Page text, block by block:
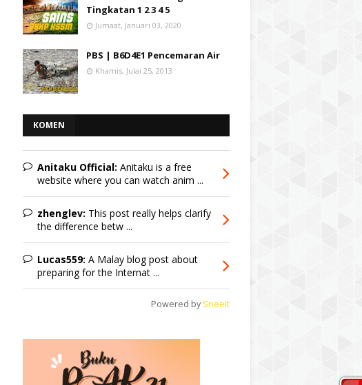
Tingkatan 1 2 3 4 5
Jumaat, Januari 03, 2020
PBS | B6D4E1 Pencemaran Air
Khamis, Julai 25, 2013
KOMEN
Anitaku Official: Anitaku is a free
website where you can watch anim ...
zhenglev: This post really helps clarify
the difference betw ...
Lucas559: A Malay blog post about
preparing for the Internat ...
Powered by Sneeit